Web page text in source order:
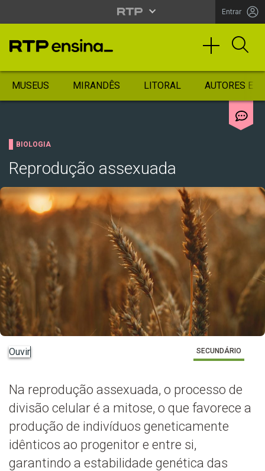
Entrar
MUSEUS MIRANDÊS LITORAL AUTORES
BIOLOGIA
Reprodução assexuada
Ouvir SECUNDÁRIO
Na reprodução assexuada, o processo de
divisão celular é a mitose, o que favorece a
produção de indivíduos geneticamente
idênticos ao progenitor e entre si,
garantindo a estabilidade genética das